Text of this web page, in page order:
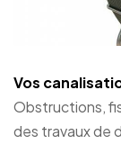
Vos
Obstructions,
des travaux de